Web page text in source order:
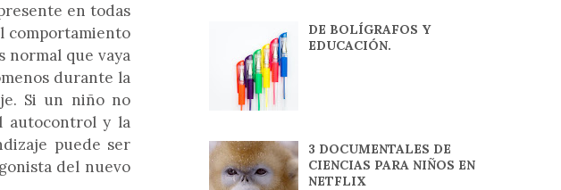
en todas
comportamiento
normal que vaya
durante la
Si un niño no
autocontrol y la
puede ser
del nuevo
DE BOLÍGRAFOS Y
EDUCACIÓN.
3 DOCUMENTALES DE
CIENCIAS PARA NIÑOS EN
NETFLIX